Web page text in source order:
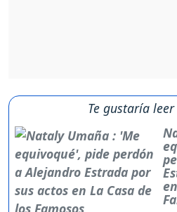
Te gustaría